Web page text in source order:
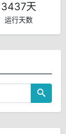
3437天
运行天数